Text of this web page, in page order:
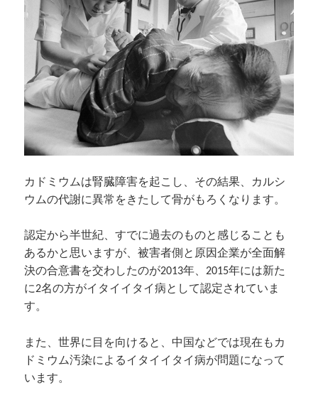
カドミウムは腎臓障害を起こし、その結果、カルシ
ウムの代謝に異常をきたして骨がもろくなります。
認定から半世紀、すでに過去のものと感じることも
あるかと思いますが、被害者側と原因企業が全面解
決の合意書を交わしたのが2013年、2015年には新た
に2名の方がイタイイタイ病として認定されていま
す。
また、世界に目を向けると、中国などでは現在もカ
ドミウム汚染によるイタイイタイ病が問題になって
います。